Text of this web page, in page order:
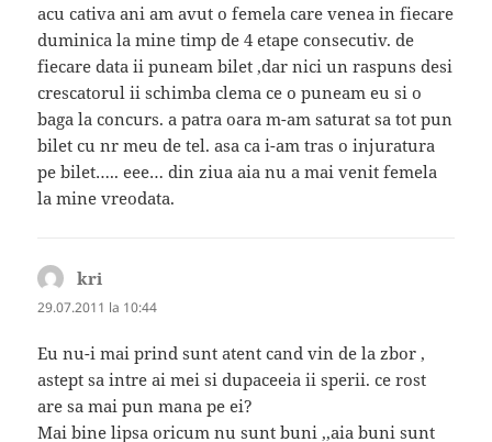
acu cativa ani am avut o femela care venea in fiecare
duminica la mine timp de 4 etape consecutiv. de
fiecare data ii puneam bilet ,dar nici un raspuns desi
crescatorul ii schimba clema ce o puneam eu si o
baga la concurs. a patra oara m-am saturat sa tot pun
bilet cu nr meu de tel. asa ca i-am tras o injuratura
pe bilet….. eee… din ziua aia nu a mai venit femela
la mine vreodata.
kri
29.07.2011 la 10:44
Eu nu-i mai prind sunt atent cand vin de la zbor ,
astept sa intre ai mei si dupaceeia ii sperii. ce rost
are sa mai pun mana pe ei?
Mai bine lipsa oricum nu sunt buni ,,aia buni sunt